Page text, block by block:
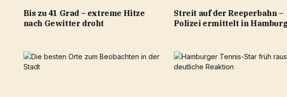
Bis zu 41 Grad – extreme Hitze
nach Gewitter droht
Streit auf der Reeperbahn –
Polizei ermittelt in